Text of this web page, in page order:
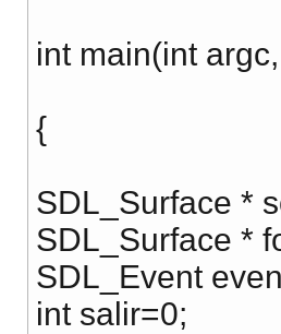
int main(int
{
SDL_Surface *
SDL_Surface *
SDL_Event
int salir=0;